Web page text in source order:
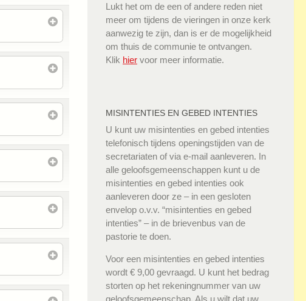
Lukt het om de een of andere reden niet
meer om tijdens de vieringen in onze kerk
aanwezig te zijn, dan is er de mogelijkheid
om thuis de communie te ontvangen.
Klik hier voor meer informatie.
MISINTENTIES EN GEBED INTENTIES
U kunt uw misintenties en gebed intenties
telefonisch tijdens openingstijden van de
secretariaten of via e-mail aanleveren. In
alle geloofsgemeenschappen kunt u de
misintenties en gebed intenties ook
aanleveren door ze – in een gesloten
envelop o.v.v. “misintenties en gebed
intenties” – in de brievenbus van de
pastorie te doen.
Voor een misintenties en gebed intenties
wordt € 9,00 gevraagd. U kunt het bedrag
storten op het rekeningnummer van uw
geloofsgemeenschap. Als u wilt dat uw